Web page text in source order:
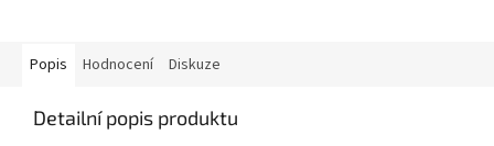
Popis Hodnocení Diskuze
Detailní popis produktu